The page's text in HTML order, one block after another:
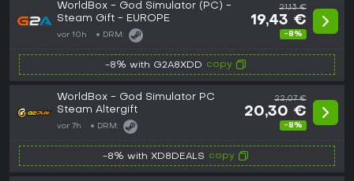
WorldBox - God Simulator (PC) -
Steam Gift - EUROPE
vor 10h DRM:
21,13 €
19,43 €
-8%
-8% with G2A8XDD copy
WorldBox - God Simulator PC
Steam Altergift
vor 7h DRM:
22,07 €
20,30 €
-8%
-8% with XD8DEALS copy